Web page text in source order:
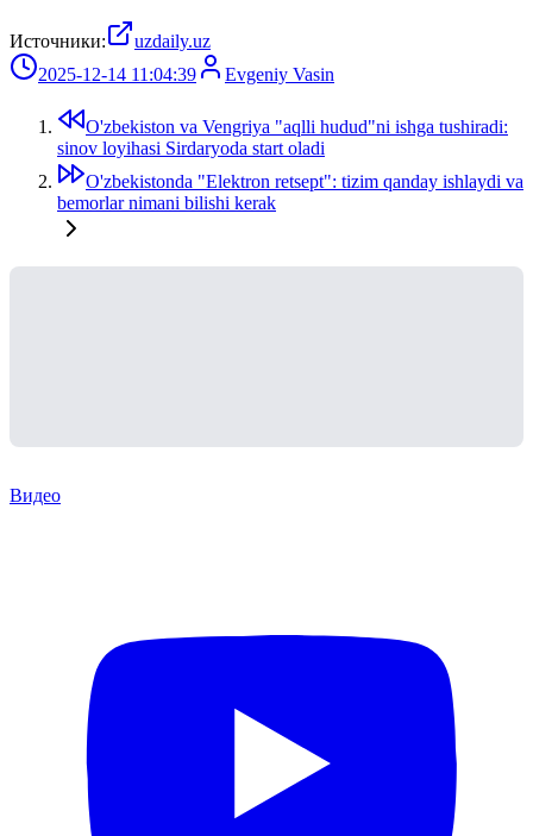
Источники:
uzdaily.uz
2025-12-14 11:04:39
Evgeniy Vasin
O'zbekiston va Vengriya "aqlli hudud"ni ishga tushiradi:
sinov loyihasi Sirdaryoda start oladi
O'zbekistonda "Elektron retsept": tizim qanday ishlaydi va
bemorlar nimani bilishi kerak
Видео